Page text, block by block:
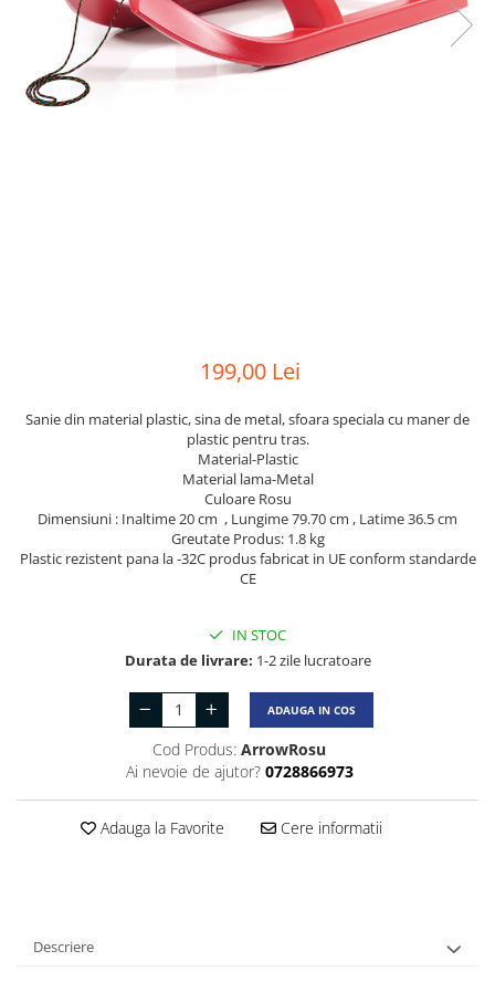
199,00 Lei
Sanie din material plastic, sina de metal, sfoara speciala cu maner de
plastic pentru tras.
Material-Plastic
Material lama-Metal
Culoare Rosu
Dimensiuni : Inaltime 20 cm , Lungime 79.70 cm , Latime 36.5 cm
Greutate Produs: 1.8 kg
Plastic rezistent pana la -32C produs fabricat in UE conform standarde
CE
IN STOC
Durata de livrare: 1-2 zile lucratoare
ADAUGA IN COS
Cod Produs: ArrowRosu
Ai nevoie de ajutor? 0728866973
Adauga la Favorite Cere informatii
Descriere